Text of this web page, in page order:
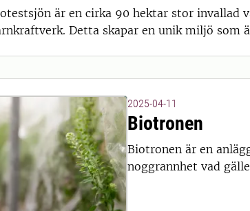
är en cirka 90 hektar stor invallad
Detta skapar en unik miljö som
2025-04-11
Biotronen
Biotronen är en
noggrannhet vad